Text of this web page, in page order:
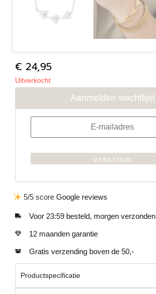
€ 24,95
Uitverkocht
Aanmelden wachtlijst
VERSTUUR
5/5 scoreGoogle reviews
Voor 23:59 besteld, morgen verzonden
12 maanden garantie
Gratis verzending boven de 50,-
Productspecificatie